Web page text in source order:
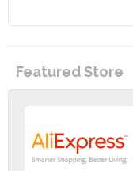
Featured Store